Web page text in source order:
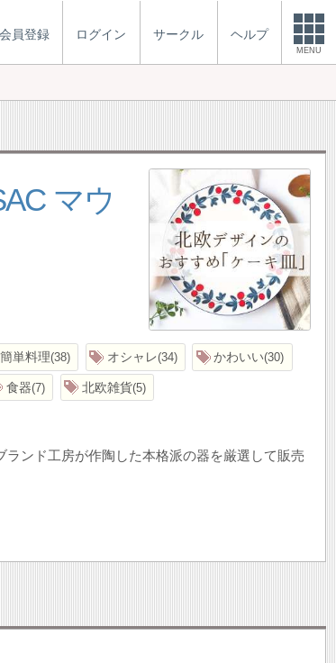
会員登録 ログイン サークル ヘルプ
MENU
マウ
簡単料理 38 オシャレ 34 かわいい 30
食器 7 北欧雑貨 5
ンド工房が作陶した本格派の器を厳選して販売